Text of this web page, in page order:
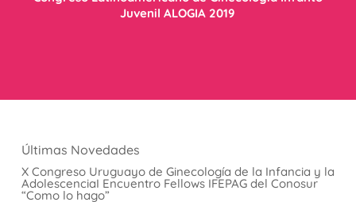
Juvenil ALOGIA 2019
Últimas Novedades
X Congreso Uruguayo de Ginecología de la Infancia y la
AdolescenciaI Encuentro Fellows IFEPAG del Conosur
“Como lo hago”